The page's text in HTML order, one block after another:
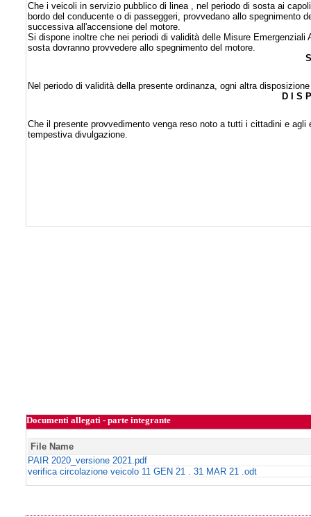
Che i veicoli in servizio pubblico di linea , nel periodo di sosta ai
bordo del conducente o di passeggeri, provvedano allo spegnimento
successiva all'accensione del motore.
Si dispone inoltre che nei periodi di validità delle Misure
sosta dovranno provvedere allo spegnimento del motore.
Nel periodo di validità della presente ordinanza, ogni altra
D I S
Che il presente provvedimento venga reso noto a tutti i cittadini e
tempestiva divulgazione.
Documenti allegati - parte integrante
File Name
PAIR 2020_versione 2021.pdf
verifica circolazione veicolo 11 GEN 21 . 31 MAR 21 .odt